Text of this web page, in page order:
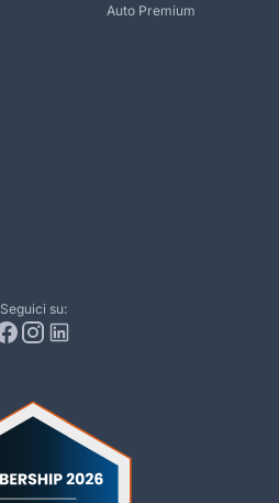
Auto Premium
Seguici su: